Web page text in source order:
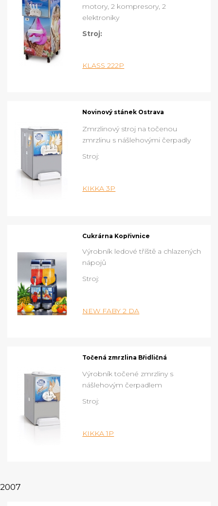
motory, 2 kompresory, 2
elektroniky
Stroj:
KLASS 222P
Novinový stánek Ostrava
Zmrzlinový stroj na točenou
zmrzlinu s nášlehovými čerpadly
Stroj:
KIKKA 3P
Cukrárna Kopřivnice
Výrobník ledové tříště a chlazených
nápojů
Stroj:
NEW FABY 2 DA
Točená zmrzlina Břidličná
Výrobník točené zmrzliny s
nášlehovým čerpadlem
Stroj:
KIKKA 1P
2007